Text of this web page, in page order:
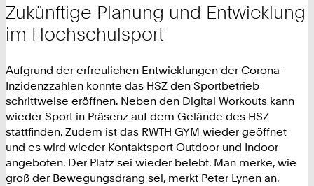
Zukünftige Planung und Entwicklung
im Hochschulsport
Aufgrund der erfreulichen Entwicklungen der Corona-
Inzidenzzahlen konnte das HSZ den Sportbetrieb
schrittweise eröffnen. Neben den Digital Workouts kann
wieder Sport in Präsenz auf dem Gelände des HSZ
stattfinden. Zudem ist das RWTH GYM wieder geöffnet
und es wird wieder Kontaktsport Outdoor und Indoor
angeboten. Der Platz sei wieder belebt. Man merke, wie
groß der Bewegungsdrang sei, merkt Peter Lynen an.